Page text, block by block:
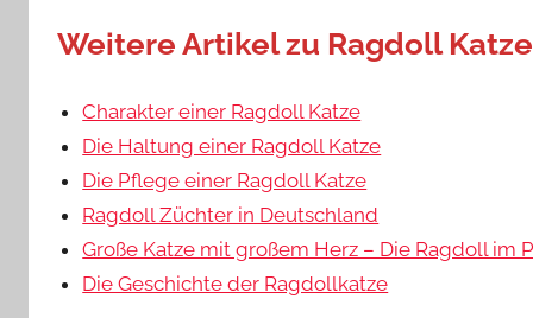
Weitere Artikel zu Ragdoll
Charakter einer Ragdoll Katze
Die Haltung einer Ragdoll Katze
Die Pflege einer Ragdoll Katze
Ragdoll Züchter in Deutschland
Große Katze mit großem Herz – Die Ragdoll im
Die Geschichte der Ragdollkatze